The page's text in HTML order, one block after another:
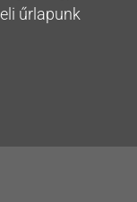
űrlapunk